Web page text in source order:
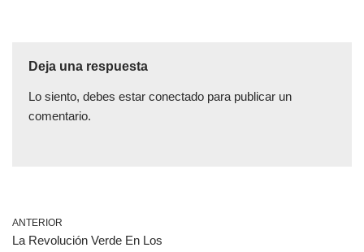
Deja una respuesta
Lo siento, debes estar conectado para publicar un
comentario.
ANTERIOR
La Revolución Verde En Los